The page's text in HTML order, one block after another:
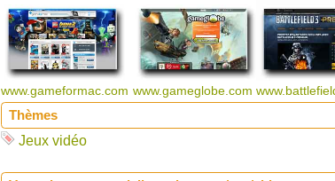
www.gameformac.com www.gameglobe.com
Thèmes
Jeux vidéo